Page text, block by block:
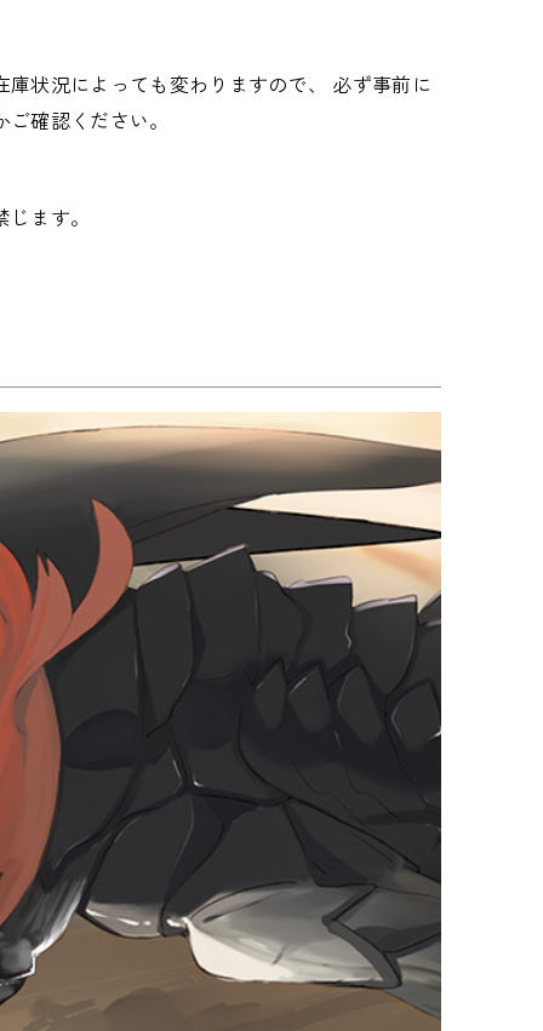
状況によっても変わりますので、 必ず事前に
確認ください。
ます。